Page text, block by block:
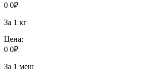
0 0₽
За 1 кг
Цена:
0 0₽
За 1 меш